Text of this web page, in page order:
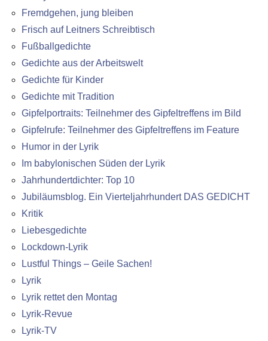
Fremdgehen, jung bleiben
Frisch auf Leitners Schreibtisch
Fußballgedichte
Gedichte aus der Arbeitswelt
Gedichte für Kinder
Gedichte mit Tradition
Gipfelportraits: Teilnehmer des Gipfeltreffens im Bild
Gipfelrufe: Teilnehmer des Gipfeltreffens im Feature
Humor in der Lyrik
Im babylonischen Süden der Lyrik
Jahrhundertdichter: Top 10
Jubiläumsblog. Ein Vierteljahrhundert DAS GEDICHT
Kritik
Liebesgedichte
Lockdown-Lyrik
Lustful Things – Geile Sachen!
Lyrik
Lyrik rettet den Montag
Lyrik-Revue
Lyrik-TV